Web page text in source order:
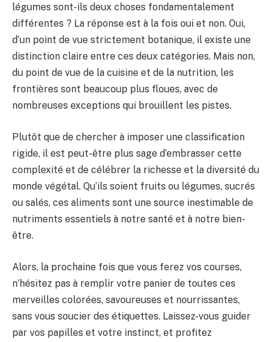
légumes sont-ils deux choses fondamentalement
différentes ? La réponse est à la fois oui et non. Oui,
d’un point de vue strictement botanique, il existe une
distinction claire entre ces deux catégories. Mais non,
du point de vue de la cuisine et de la nutrition, les
frontières sont beaucoup plus floues, avec de
nombreuses exceptions qui brouillent les pistes.
Plutôt que de chercher à imposer une classification
rigide, il est peut-être plus sage d’embrasser cette
complexité et de célébrer la richesse et la diversité du
monde végétal. Qu’ils soient fruits ou légumes, sucrés
ou salés, ces aliments sont une source inestimable de
nutriments essentiels à notre santé et à notre bien-
être.
Alors, la prochaine fois que vous ferez vos courses,
n’hésitez pas à remplir votre panier de toutes ces
merveilles colorées, savoureuses et nourrissantes,
sans vous soucier des étiquettes. Laissez-vous guider
par vos papilles et votre instinct, et profitez